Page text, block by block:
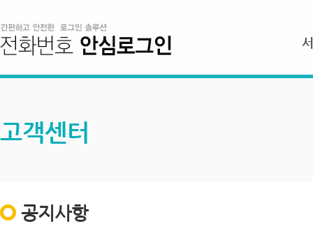
고객센터
공지사항